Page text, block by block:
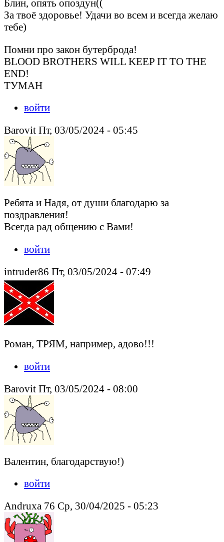
Блин, опять опоздун((
За твоё здоровье! Удачи во всем и всегда желаю
тебе)
Помни про закон бутерброда!
BLOOD BROTHERS WILL KEEP IT TO THE
END!
ТУМАН
войти
Barovit Пт, 03/05/2024 - 05:45
Ребята и Надя, от души благодарю за
поздравления!
Всегда рад общению с Вами!
войти
intruder86 Пт, 03/05/2024 - 07:49
Роман, ТРЯМ, например, адово!!!
войти
Barovit Пт, 03/05/2024 - 08:00
Валентин, благодарствую!)
войти
Andruxa 76 Ср, 30/04/2025 - 05:23